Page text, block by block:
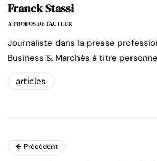
Franck Stassi
A PROPOS DE L'AUTEUR
Journaliste dans la presse
Business & Marchés à titre
articles
Précédent